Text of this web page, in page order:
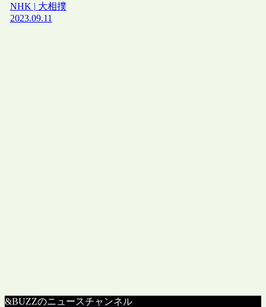
NHK | 大相撲
2023.09.11
&BUZZのニュースチャンネル